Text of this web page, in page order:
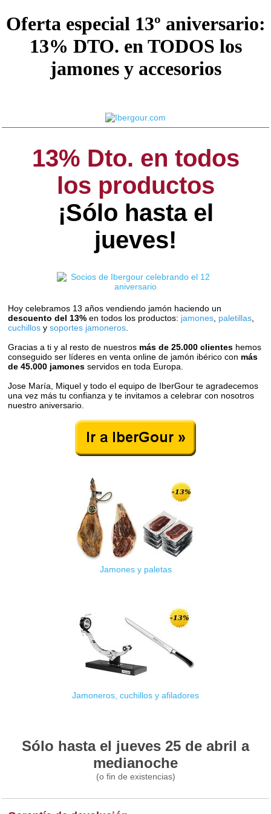
Oferta especial 13º aniversario:
13% DTO. en TODOS los
jamones y accesorios
13% Dto. en todos
los productos
¡Sólo hasta el
jueves!
Hoy celebramos 13 años vendiendo jamón haciendo un
descuento del 13% en todos los productos: jamones paletillas
cuchillos y soportes jamoneros
Gracias a ti y al resto de nuestros más de 25.000 clientes hemos
conseguido ser líderes en venta online de jamón ibérico con más
de 45.000 jamones servidos en toda Europa.
Jose María, Miquel y todo el equipo de IberGour te agradecemos
una vez más tu confianza y te invitamos a celebrar con nosotros
nuestro aniversario.
Jamones y paletas
Jamoneros, cuchillos y afiladores
Sólo hasta el jueves 25 de abril a
medianoche
(o fin de existencias)